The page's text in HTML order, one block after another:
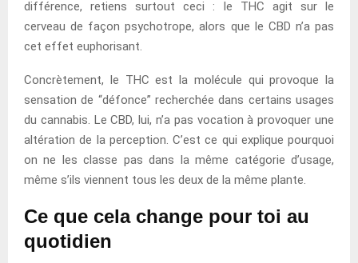
différence, retiens surtout ceci : le THC agit sur le
cerveau de façon psychotrope, alors que le CBD n’a pas
cet effet euphorisant.
Concrètement, le THC est la molécule qui provoque la
sensation de “défonce” recherchée dans certains usages
du cannabis. Le CBD, lui, n’a pas vocation à provoquer une
altération de la perception. C’est ce qui explique pourquoi
on ne les classe pas dans la même catégorie d’usage,
même s’ils viennent tous les deux de la même plante.
Ce que cela change pour toi au
quotidien